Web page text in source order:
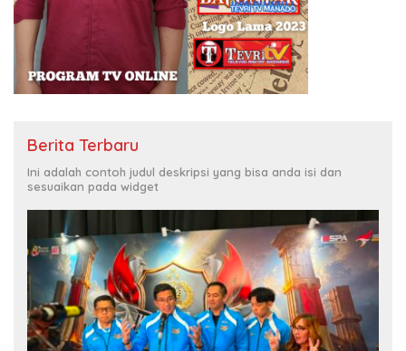
Berita Terbaru
Ini adalah contoh judul deskripsi yang bisa anda isi dan
sesuaikan pada widget